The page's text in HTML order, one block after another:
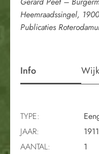
Heemraadssingel,
Publicaties
Info Wijk
TYPE:
JAAR:
1911
AANTAL:
1